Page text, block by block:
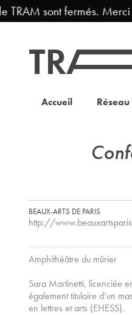
sont fermés. Merci
Accueil Réseau
BEAUX-ARTS DE PARIS
http://
Amphithéâtre du mûrier
Sara Martinetti, licenciée
également titulaire d’un
en lettres et arts (EHESS).